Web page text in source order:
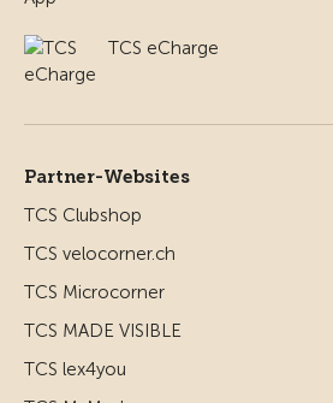
TCS eCharge
Partner-Websites
TCS Clubshop
TCS velocorner.ch
TCS Microcorner
TCS MADE VISIBLE
TCS lex4you